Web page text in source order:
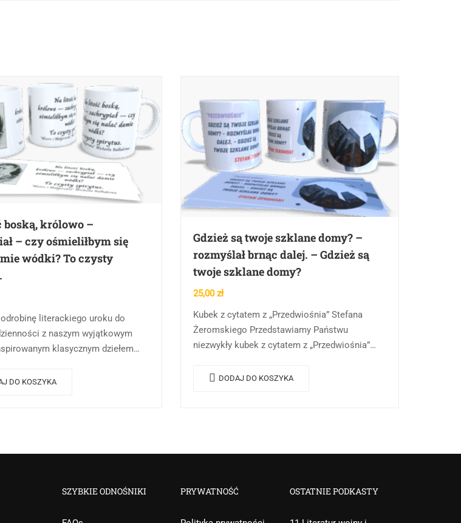
boską, królowo –
– czy ośmieliłbym się
wódki? To czysty
literackiego uroku do
z naszym wyjątkowym
klasycznym dziełem
to idealny prezent dla
DO KOSZYKA
Gdzież są twoje szklane domy? –
rozmyślał brnąc dalej. – Gdzież są
twoje szklane domy?
25,00zł
Kubek z cytatem z „Przedwiośnia” Stefana
Żeromskiego Przedstawiamy Państwu
niezwykły kubek z cytatem z „Przedwiośnia”
nie tylko praktyczny przedmiot codziennego
DODAJ DO KOSZYKA
SZYBKIE ODNOŚNIKI PRYWATNOŚĆ OSTATNIE PODKASTY